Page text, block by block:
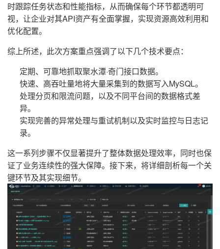
时跟踪任务状态和性能指标，从而确保每个环节都透明可
视，让企业对其API资产有全面掌握，实现资源高效利用和
优化配置。
综上所述，此次方案重点强调了以下几个技术要点：
定期、可靠地抓取聚水潭·奇门接口数据。
快速、高吞吐量地将大量采集到的数据写入MySQL。
处理分页和限流问题，以及不同平台间的数据格式差
异。
实现完善的异常处理与重试机制以及实时监控与日志记
录。
这一系列步骤不仅显著提升了整体数据处理效率，同时也保
证了业务连续性的强大保障。接下来，将详细剖析每一个关
键环节及其实现细节。